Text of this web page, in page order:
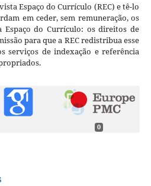
Espaço do Currículo (REC) e tê-lo
em ceder, sem remuneração, os
Espaço do Currículo: os direitos de
para que a REC redistribua esse
serviços de indexação e referência
0